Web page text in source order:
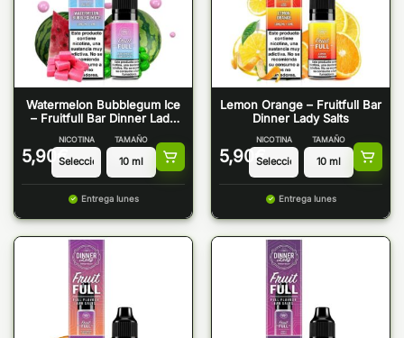
Watermelon Bubblegum Ice
– Fruitfull Bar Dinner Lady
5,90 €
NICOTINA TAMAÑO
Entrega lunes
Lemon Orange – Fruitfull Bar
Dinner Lady Salts
5,90 €
NICOTINA TAMAÑO
Entrega lunes